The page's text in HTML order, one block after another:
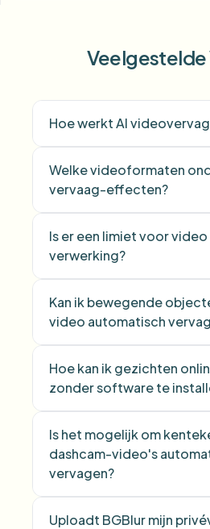
Veelgestelde
Hoe werkt AI
Welke videoformaten
vervaag-effecten?
Is er een limiet voor
verwerking?
Kan ik bewegende
video automatisch
Hoe kan ik gezichten
zonder software te
Is het mogelijk om
dashcam-video's
vervagen?
Uploadt BGBlur mijn